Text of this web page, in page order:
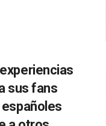
sus fans